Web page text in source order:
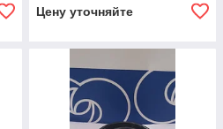
Цену уточняйте